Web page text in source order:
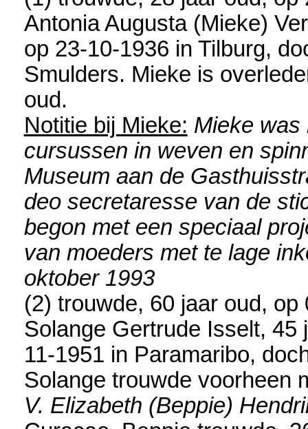
Antonia Augusta (Mieke)
op 23-10-1936 in Tilburg,
Smulders. Mieke is
oud.
Notitie bij Mieke: Mieke was
cursussen in weven en
Museum aan de
deo secretaresse van de
begon met een speciaal
van moeders met te lage
oktober 1993
(2) trouwde, 60 jaar oud,
Solange Gertrude Isselt, 45
11-1951 in Paramaribo,
Solange trouwde voorheen
V. Elizabeth (Beppie)